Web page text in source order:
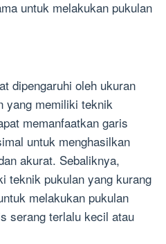
untuk melakukan pukulan
dipengaruhi oleh ukuran
yang memiliki teknik
memanfaatkan garis
untuk menghasilkan
akurat. Sebaliknya,
teknik pukulan yang kurang
melakukan pukulan
serang terlalu kecil atau